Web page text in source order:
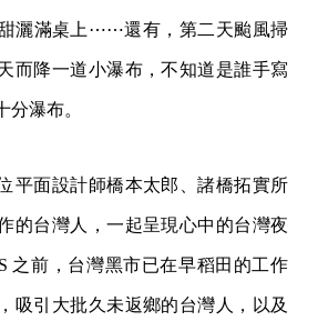
灑滿桌上⋯⋯還有，第二天颱風掃
而降一道小瀑布，不知道是誰手寫
分瀑布。
平面設計師橋本太郎、諸橋拓實所
的台灣人，一起呈現心中的台灣夜
之前，台灣黑市已在早稻田的工作
吸引大批久未返鄉的台灣人，以及